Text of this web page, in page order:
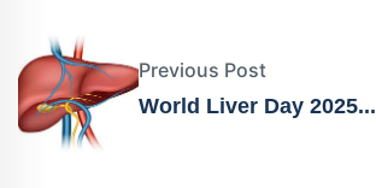
Previous Post
World Liver Day 2025...